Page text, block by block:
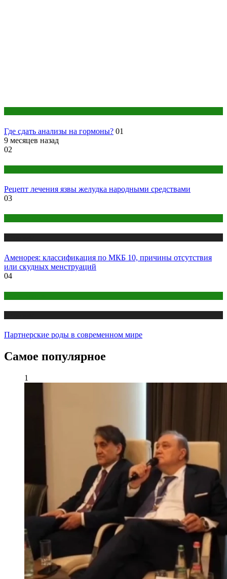
Где сдать анализы на гормоны? 01
9 месяцев назад
02
Рецепт лечения язвы желудка народными средствами
03
Аменорея: классификация по МКБ 10, причины отсутствия
или скудных менструаций
04
Партнерские роды в современном мире
Самое популярное
1